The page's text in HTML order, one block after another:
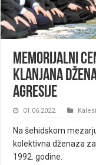
Memorijalni
Klanjana
agresije
01.06.2022.
Na šehidskom
kolektivna dženaza
1992. godine.